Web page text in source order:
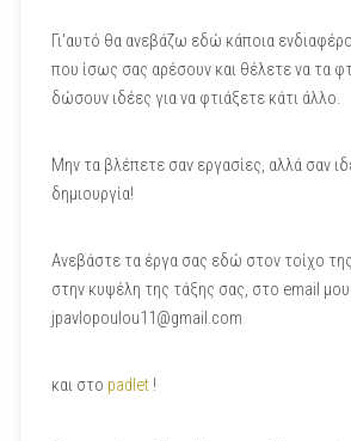
Γι'αυτό θα ανεβάζω εδώ κάποια
που ίσως σας αρέσουν και θέλετε να τα
δώσουν ιδέες για να φτιάξετε κάτι άλλο.
Μην τα βλέπετε σαν εργασίες, αλλά σαν
δημιουργία!
Ανεβάστε τα έργα σας εδώ στον τοίχο
στην κυψέλη της τάξης σας, στο email μου
jpavlopoulou11@gmail.com
και στο padlet!